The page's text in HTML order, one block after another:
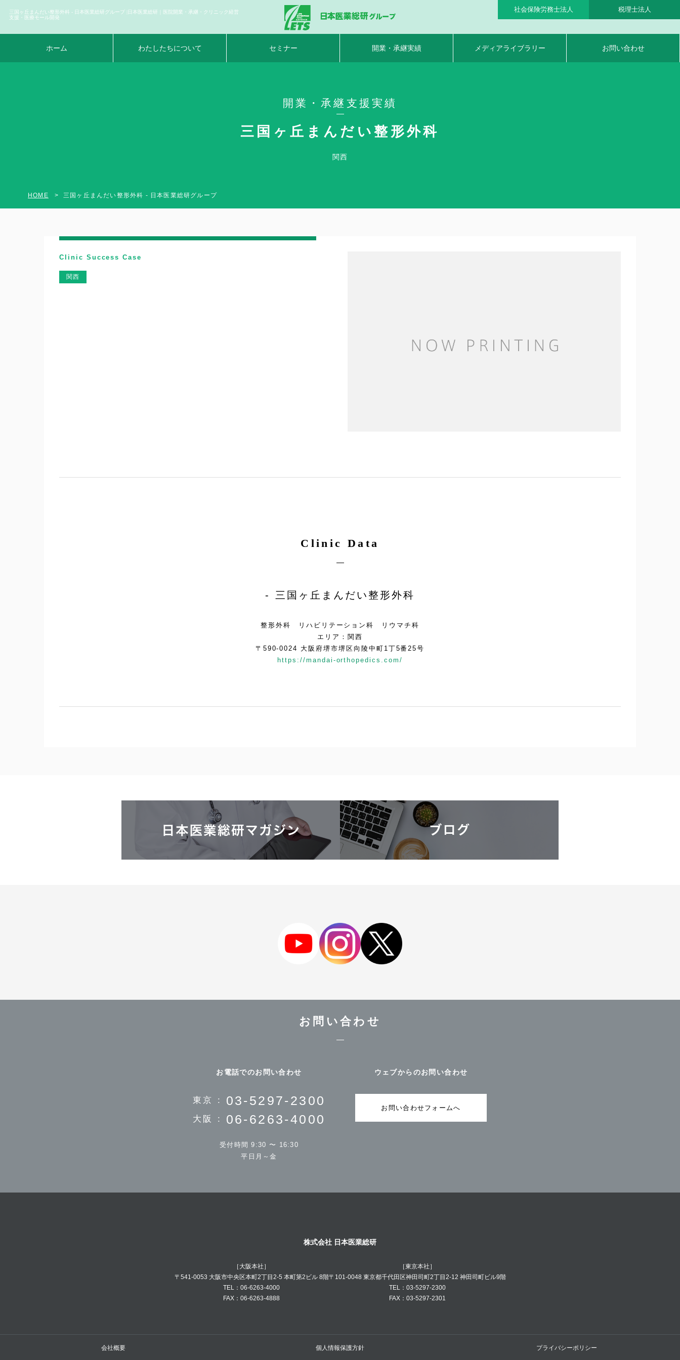
三国ヶ丘まんだい整形外科 - 日本医業総研グループ |日本医業総研｜医院開業・承継・クリニック経営
支援・医療モール開発
社会保険労務士法人 税理士法人
ホーム わたしたちについて セミナー 開業・承継実績 メディアライブラリー お問い合わせ
開業・承継支援実績
三国ヶ丘まんだい整形外科
関西
HOME 三国ヶ丘まんだい整形外科 - 日本医業総研グループ
Clinic Success Case
関西
Clinic Data
三国ヶ丘まんだい整形外科
整形外科 リハビリテーション科 リウマチ科
エリア：関西
〒590-0024 大阪府堺市堺区向陵中町1丁5番25号
https://mandai-orthopedics.com/
お問い合わせ
お電話でのお問い合わせ
東京 : 03-5297-2300
大阪 : 06-6263-4000
受付時間 9:30 〜 16:30
平日月～金
ウェブからのお問い合わせ
お問い合わせフォームへ
株式会社 日本医業総研
［大阪本社］
〒541-0053 大阪市中央区本町2丁目2-5 本町第2ビル 8階
TEL：06-6263-4000
FAX：06-6263-4888
［東京本社］
〒101-0048 東京都千代田区神田司町2丁目2-12 神田司町ビル9階
TEL：03-5297-2300
FAX：03-5297-2301
会社概要 個人情報保護方針 プライバシーポリシー